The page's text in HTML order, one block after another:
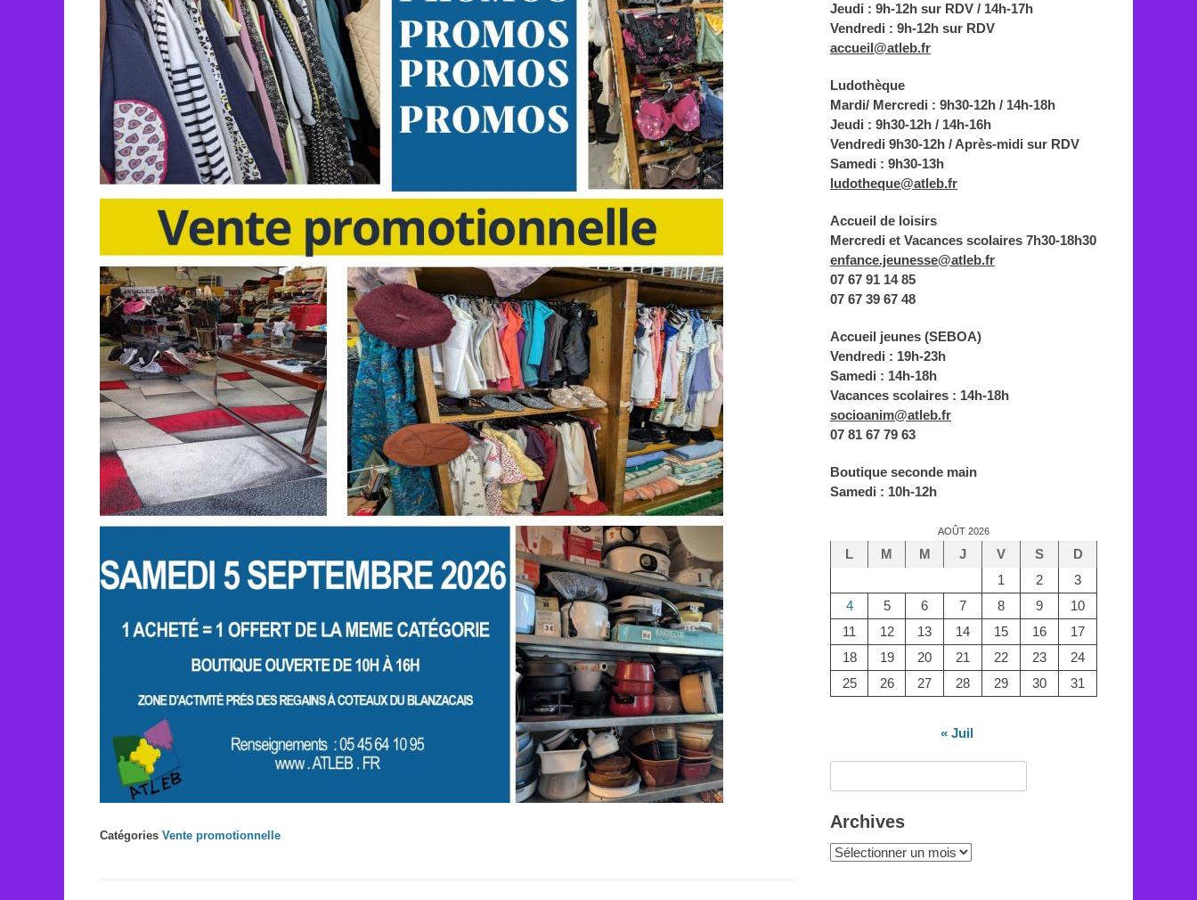
Catégories Vente promotionnelle
Jeudi : 9h-12h sur RDV / 14h-17h
Vendredi : 9h-12h sur RDV
accueil@atleb.fr
Ludothèque
Mardi/ Mercredi : 9h30-12h / 14h-18h
Jeudi : 9h30-12h / 14h-16h
Vendredi 9h30-12h / Après-midi sur RDV
Samedi : 9h30-13h
ludotheque@atleb.fr
Accueil de loisirs
Mercredi et Vacances scolaires 7h30-18h30
enfance.jeunesse@atleb.fr
07 67 91 14 85
07 67 39 67 48
Accueil jeunes (SEBOA)
Vendredi : 19h-23h
Samedi : 14h-18h
Vacances scolaires : 14h-18h
socioanim@atleb.fr
07 81 67 79 63
Boutique seconde main
Samedi : 10h-12h
AOÛT 2026
L M M J V S
D
1
2
3
4
5 6 7 8 9
10
11
12 13 14 15 16
17
18
19 20 21 22 23
24
25
26 27 28 29 30 31
« Juil
Archives
Archives